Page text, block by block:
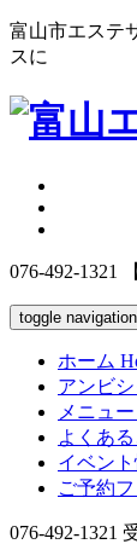
富山市エステ
スに
076-492-1321
toggle navigation
ホーム
アンビ
メニュ
よくあ
イベン
ご予約
076-492-1321